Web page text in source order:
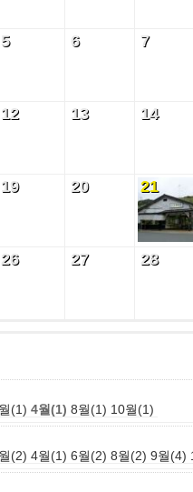
5
5 6
6 7
7
12
12 13
13 14
14
19
19 20
20 21
21
26
26 27
27 28
28
(1) 4월(1) 8월(1) 10월(1)
(2) 4월(1) 6월(2) 8월(2) 9월(4)